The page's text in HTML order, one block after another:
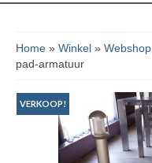
Home » Winkel » Webshop
pad-armatuur
VERKOOP!